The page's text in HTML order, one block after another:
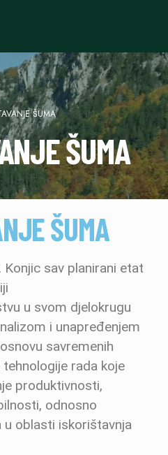
ŠUMA
ŠUMA
ŠUMA
Konjic sav planirani etat
u svom djelokrugu
i unapređenjem
savremenih
rada koje
produktivnosti,
odnosno
u oblasti iskorištavnja